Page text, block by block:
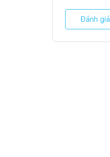
Đánh giá